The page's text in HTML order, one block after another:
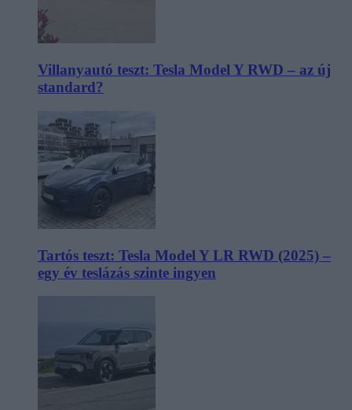
Villanyautó teszt: Tesla Model Y RWD – az új
standard?
Tartós teszt: Tesla Model Y LR RWD (2025) –
egy év teslázás szinte ingyen